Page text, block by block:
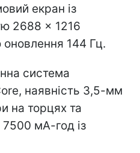
екран із
2688 × 1216
оновлення 144 Гц.
система
наявність 3,5-мм
на торцях та
мА-год із